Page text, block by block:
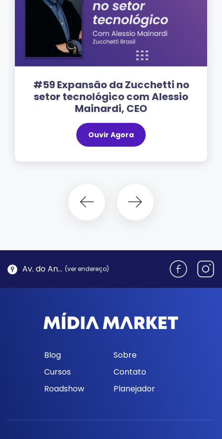
#58 – Unindo Marketing e
Vendas: Poder Estratégico com
Thiago Rocha, da RD Station
Ouvir Agora
Av. do Antão, 1762 - Morro da Cruz | Florianópolis (ver endereço)
Blog
Sobre
Cursos
Contato
Roadshow
Planejador